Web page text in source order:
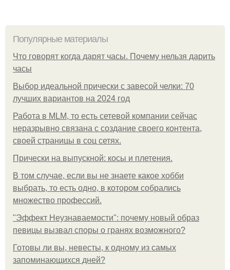
Популярные материалы
Что говорят когда дарят часы. Почему нельзя дарить
часы
Выбор идеальной прически с завесой челки: 70
лучших вариантов на 2024 год
Работа в MLM, то есть сетевой компании сейчас
неразрывно связана с создание своего контента,
своей страницы в соц сетях.
Прически на выпускной: косы и плетения.
В том случае, если вы не знаете какое хобби
выбрать, то есть одно, в котором собрались
множество профессий.
"Эффект Неузнаваемости": почему новый образ
певицы вызвал споры о гранях возможного?
Готовы ли вы, невесты, к одному из самых
запоминающихся дней?